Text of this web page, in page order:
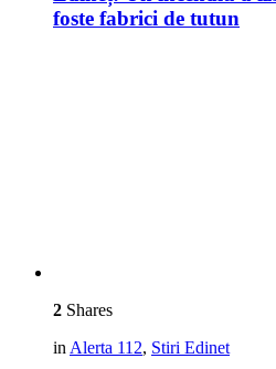
foste fabrici de tutun
2 Shares
in Alerta 112, Stiri Edinet